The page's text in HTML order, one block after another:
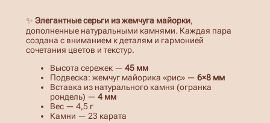
С
е
р
ь
✨ Элегантные серьги из жемчуга майорки,
дополненные натуральными камнями. Каждая пара
создана с вниманием к деталям и гармонией
сочетания цветов и текстур.
Высота сережек — 45 мм
Подвеска: жемчуг майорика «рис» — 6×8 мм
Вставка из натурального камня (огранка
рондель) — 4 мм
Вес — 4,5 г
Камни — 23 карата